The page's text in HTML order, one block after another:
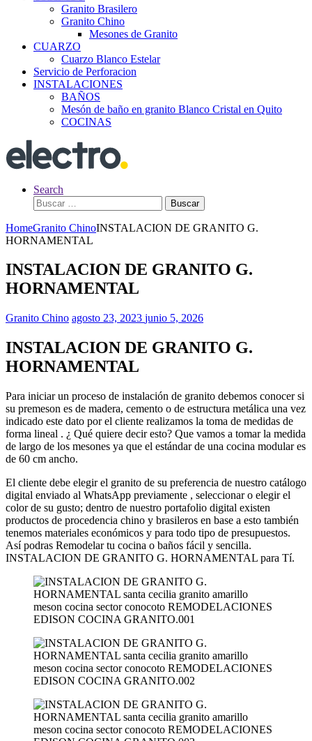
Granito Brasilero
Granito Chino
Mesones de Granito
CUARZO
Cuarzo Blanco Estelar
Servicio de Perforacion
INSTALACIONES
BAÑOS
Mesón de baño en granito Blanco Cristal en Quito
COCINAS
Search
Buscar:
HomeGranito ChinoINSTALACION DE GRANITO G.
HORNAMENTAL
INSTALACION DE GRANITO G.
HORNAMENTAL
Granito Chino agosto 23, 2023 junio 5, 2026
INSTALACION DE GRANITO G.
HORNAMENTAL
Para iniciar un proceso de instalación de granito debemos conocer si
su premeson es de madera, cemento o de estructura metálica una vez
indicado este dato por el cliente realizamos la toma de medidas de
forma lineal . ¿ Qué quiere decir esto? Que vamos a tomar la medida
de largo de los mesones ya que el estándar de una cocina modular es
de 60 cm ancho.
El cliente debe elegir el granito de su preferencia de nuestro catálogo
digital enviado al WhatsApp previamente , seleccionar o elegir el
color de su gusto; dentro de nuestro portafolio digital existen
productos de procedencia chino y brasileros en base a esto también
tenemos materiales económicos y para todo tipo de presupuestos.
Así podras Remodelar tu cocina o baños fácil y sencilla.
INSTALACION DE GRANITO G. HORNAMENTAL para Tí.